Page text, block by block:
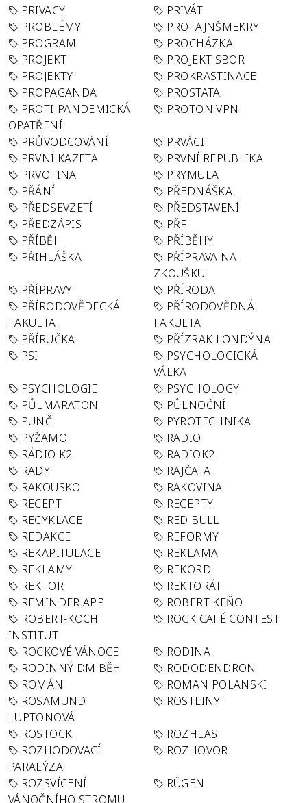
PRIVACY
PRIVÁT
PROBLÉMY
PROFAJNŠMEKRY
PROGRAM
PROCHÁZKA
PROJEKT
PROJEKT SBOR
PROJEKTY
PROKRASTINACE
PROPAGANDA
PROSTATA
PROTI-PANDEMICKÁ
OPATŘENÍ
PROTON VPN
PRŮVODCOVÁNÍ
PRVÁCI
PRVNÍ KAZETA
PRVNÍ REPUBLIKA
PRVOTINA
PRYMULA
PŘÁNÍ
PŘEDNÁŠKA
PŘEDSEVZETÍ
PŘEDSTAVENÍ
PŘEDZÁPIS
PŘF
PŘÍBĚH
PŘÍBĚHY
PŘIHLÁŠKA
PŘÍPRAVA NA
ZKOUŠKU
PŘÍPRAVY
PŘÍRODA
PŘÍRODOVĚDECKÁ
FAKULTA
PŘÍRODOVĚDNÁ
FAKULTA
PŘÍRUČKA
PŘÍZRAK LONDÝNA
PSI
PSYCHOLOGICKÁ
VÁLKA
PSYCHOLOGIE
PSYCHOLOGY
PŮLMARATON
PŮLNOČNÍ
PUNČ
PYROTECHNIKA
PYŽAMO
RADIO
RÁDIO K2
RADIOK2
RADY
RAJČATA
RAKOUSKO
RAKOVINA
RECEPT
RECEPTY
RECYKLACE
RED BULL
REDAKCE
REFORMY
REKAPITULACE
REKLAMA
REKLAMY
REKORD
REKTOR
REKTORÁT
REMINDER APP
ROBERT KEŇO
ROBERT-KOCH
INSTITUT
ROCK CAFÉ CONTEST
ROCKOVÉ VÁNOCE
RODINA
RODINNÝ DM BĚH
RODODENDRON
ROMÁN
ROMAN POLANSKI
ROSAMUND
LUPTONOVÁ
ROSTLINY
ROSTOCK
ROZHLAS
ROZHODOVACÍ
PARALÝZA
ROZHOVOR
ROZSVÍCENÍ
VÁNOČNÍHO STROMU
RÜGEN